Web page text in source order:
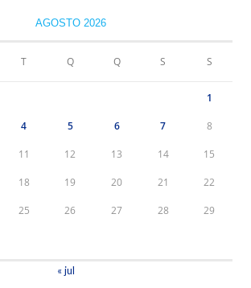
AGOSTO 2026
T Q Q S S
1
4 5 6 7 8
11 12 13 14 15
18 19 20 21 22
25 26 27 28 29
« jul